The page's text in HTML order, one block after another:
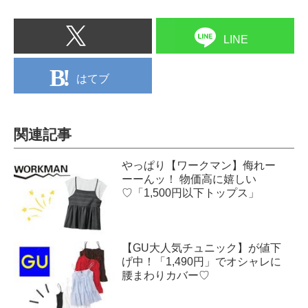
LINE
はてブ
関連記事
やっぱり【ワークマン】侮れー
ーーんッ！ 物価高に嬉しい
♡「1,500円以下トップス」
【GU大人気チュニック】が値下
げ中！「1,490円」でオシャレに
腰まわりカバー♡